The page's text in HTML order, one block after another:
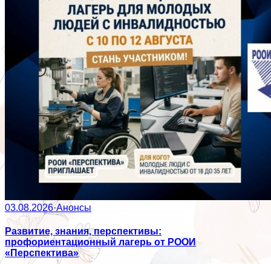
03.08.2026·Анонсы
Развитие, знания, перспективы:
профориентационный лагерь от РООИ
«Перспектива»